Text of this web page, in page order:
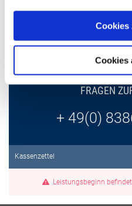
Cookies
Cookies
FRAGEN
+ 49(0)
Kassenzettel
Leistungsbeginn